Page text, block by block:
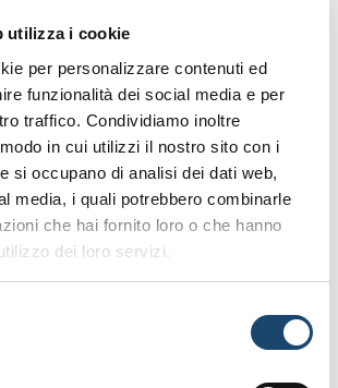
utilizza i cookie
per personalizzare contenuti ed
funzionalità dei social media e per
traffico. Condividiamo inoltre
in cui utilizzi il nostro sito con i
si occupano di analisi dei dati web,
media, i quali potrebbero combinarle
che hai fornito loro o che hanno
dei loro servizi.
an